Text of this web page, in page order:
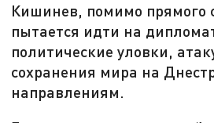
Кишинев, помимо прямого
пытается идти на
политические уловки,
сохранения мира на
направлениям.